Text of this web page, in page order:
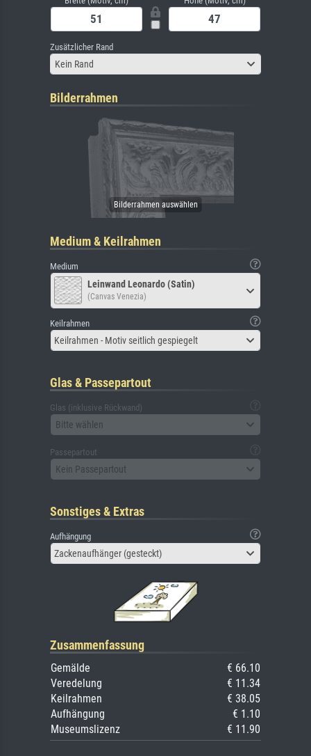
Zusätzlicher Rand
Kein Rand
Bilderrahmen
Medium & Keilrahmen
Medium
Leinwand Leonardo (Satin)
(Canvas Venezia)
Keilrahmen
Keilrahmen - Motiv seitlich gespiegelt
Glas & Passepartout
Glas (inklusive Rückwand)
Bitte wählen
Passepartout
Kein Passepartout
Sonstiges & Extras
Aufhängung
Zackenaufhänger (gesteckt)
Zusammenfassung
Gemälde
€ 66.10
Veredelung
€ 11.34
Keilrahmen
€ 38.05
Aufhängung
€ 1.10
Museumslizenz
€ 11.90